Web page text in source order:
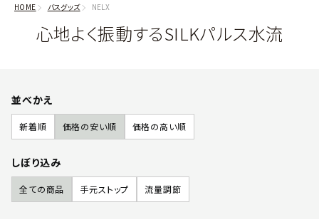
HOME バスグッズ NELX
心地よく振動するSILKパルス水流
並べかえ
新着順 価格の安い順 価格の高い順
しぼり込み
全ての商品 手元ストップ 流量調節